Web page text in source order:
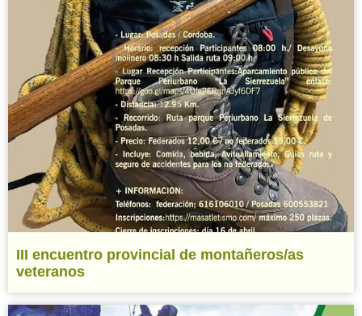
III encuentro provincial de montañeros/as
veteranos